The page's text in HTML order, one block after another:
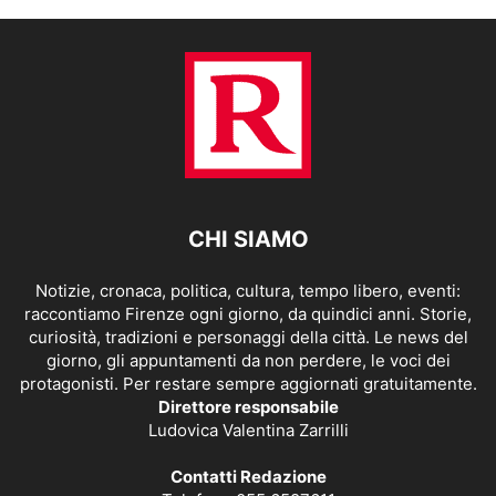
CHI SIAMO
Notizie, cronaca, politica, cultura, tempo libero, eventi:
raccontiamo Firenze ogni giorno, da quindici anni. Storie,
curiosità, tradizioni e personaggi della città. Le news del
giorno, gli appuntamenti da non perdere, le voci dei
protagonisti. Per restare sempre aggiornati gratuitamente.
Direttore responsabile
Ludovica Valentina Zarrilli
Contatti Redazione